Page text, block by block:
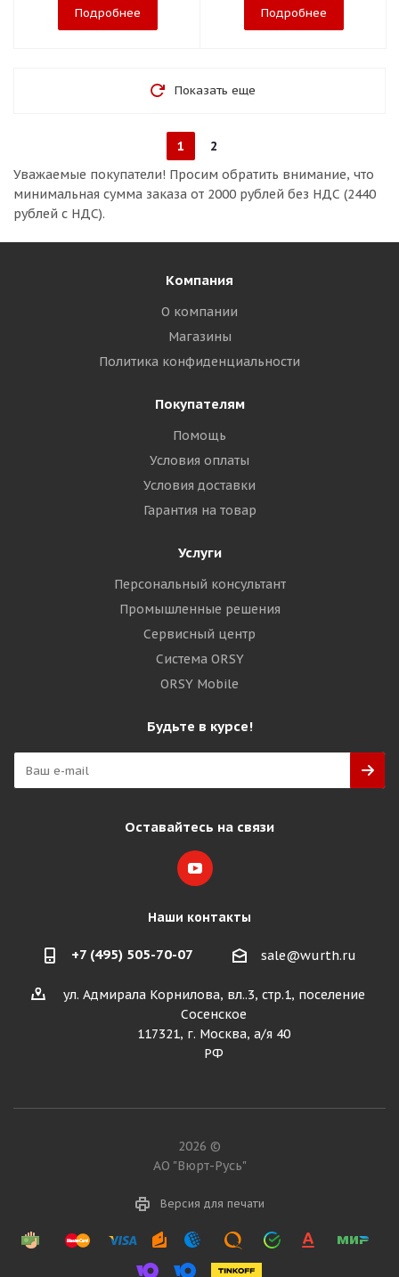
Подробнее Подробнее
Показать еще
1
2
Уважаемые покупатели! Просим обратить внимание, что
минимальная сумма заказа от 2000 рублей без НДС (2440
рублей с НДС).
Компания
О компании
Магазины
Политика конфиденциальности
Покупателям
Помощь
Условия оплаты
Условия доставки
Гарантия на товар
Услуги
Персональный консультант
Промышленные решения
Сервисный центр
Система ORSY
ORSY Mobile
Будьте в курсе!
Оставайтесь на связи
Наши контакты
+7 (495) 505-70-07 sale@wurth.ru
ул. Адмирала Корнилова, вл..3, стр.1, поселение
Сосенское
117321, г. Москва, а/я 40
РФ
2026 ©
АО "Вюрт-Русь"
Версия для печати